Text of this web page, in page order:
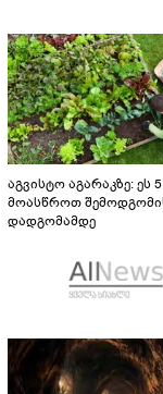
აგვისტო აგარაკზე: ეს
მოასწროთ
დადგომამდე